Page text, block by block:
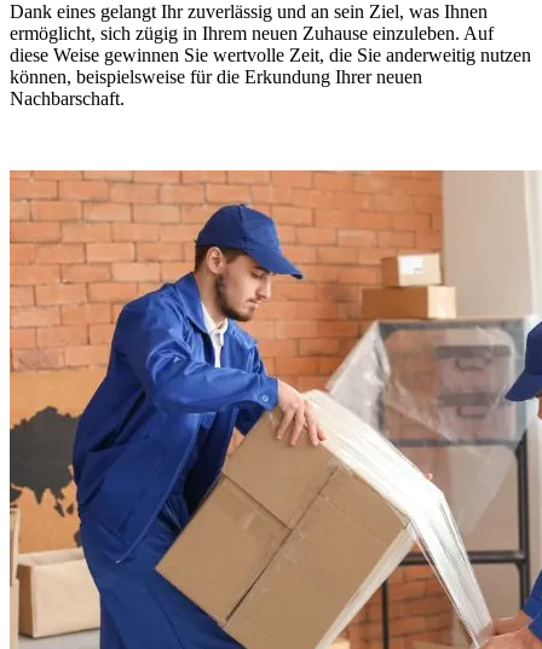
Dank eines gelangt Ihrzuverlässig und an sein Ziel, was Ihnen
ermöglicht, sich zügig in Ihrem neuen Zuhause einzuleben. Auf
diese Weise gewinnen Sie wertvolle Zeit, die Sie anderweitig nutzen
können, beispielsweise für die Erkundung Ihrer neuen
Nachbarschaft.